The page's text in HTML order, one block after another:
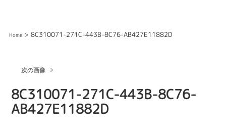
Home> 8C310071-271C-443B-8C76-AB427E11882D
次の画像
8C310071-271C-443B-8C76-
AB427E11882D